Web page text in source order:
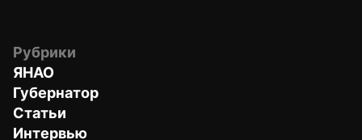
Рубрики
ЯНАО
Губернатор
Статьи
Интервью